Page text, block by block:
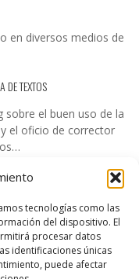
tecnologías como las
del dispositivo. El
procesar datos
identificaciones únicas
puede afectar
en diversos medios de
DE TEXTOS
sobre el buen uso de la
el oficio de corrector